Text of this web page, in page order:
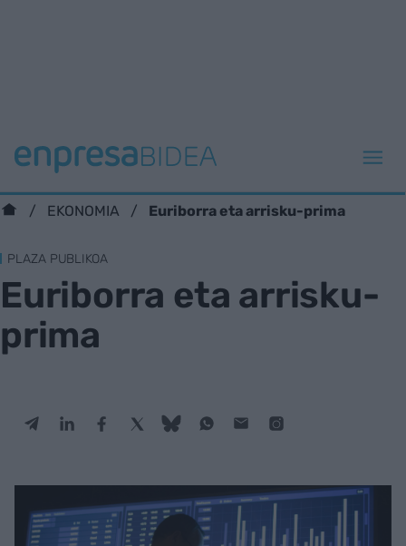
EKONOMIA Euriborra eta arrisku-prima
PLAZA PUBLIKOA
Euriborra eta arrisku-
prima